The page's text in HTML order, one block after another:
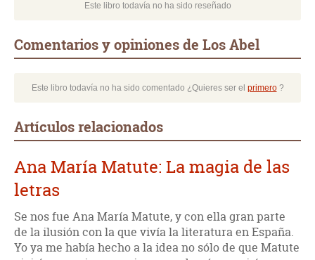
Este libro todavía no ha sido reseñado
Comentarios y opiniones de Los Abel
Este libro todavía no ha sido comentado ¿Quieres ser el primero?
Artículos relacionados
Ana María Matute: La magia de las
letras
Se nos fue Ana María Matute, y con ella gran parte
de la ilusión con la que vivía la literatura en España.
Yo ya me había hecho a la idea no sólo de que Matute